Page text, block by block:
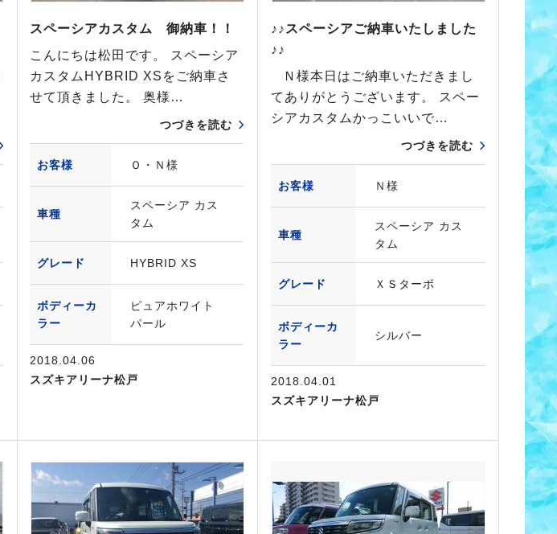
スペーシアカスタム 御納車！！
こんにちは松田です。 スペーシア
カスタムHYBRID XSをご納車さ
せて頂きました。 奥様…
つづきを読む
お客様 Ｏ・Ｎ様
車種
スペーシア カス
タム
グレード HYBRID XS
ボディーカ
ラー
ピュアホワイト
パール
2018.04.06
スズキアリーナ松戸
♪♪スペーシアご納車いたしました
♪♪
Ｎ様本日はご納車いただきまし
てありがとうございます。 スペー
シアカスタムかっこいいで…
つづきを読む
お客様 Ｎ様
車種
スペーシア カス
タム
グレード ＸＳターボ
ボディーカ
ラー
シルバー
2018.04.01
スズキアリーナ松戸